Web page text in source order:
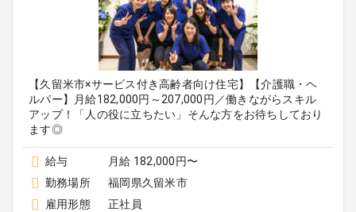
【久留米市×サービス付き高齢者向け住宅】【介護職・ヘ
ルパー】月給182,000円～207,000円／働きながらスキル
アップ！「人の役に立ちたい」そんな方をお待ちしており
ます◎
給与
月給 182,000円〜
勤務場所
福岡県久留米市
雇用形態
正社員